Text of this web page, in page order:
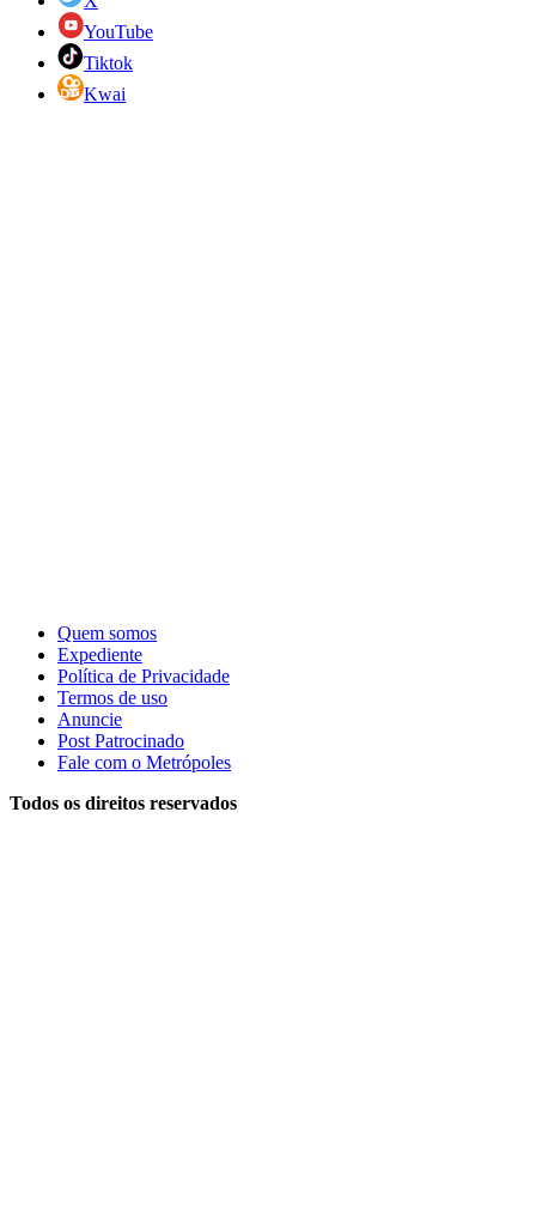
YouTube
Tiktok
Kwai
Quem somos
Expediente
Política de Privacidade
Termos de uso
Anuncie
Post Patrocinado
Fale com o Metrópoles
Todos os direitos reservados